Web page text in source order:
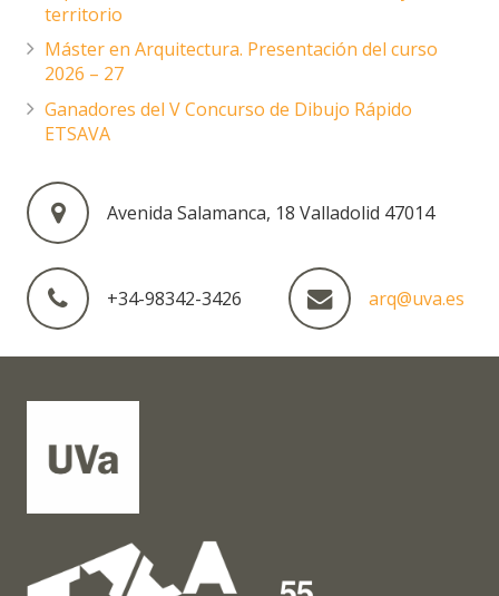
territorio
Máster en Arquitectura. Presentación del curso
2026 – 27
Ganadores del V Concurso de Dibujo Rápido
ETSAVA
Avenida Salamanca, 18 Valladolid 47014
+34-98342-3426 arq@uva.es